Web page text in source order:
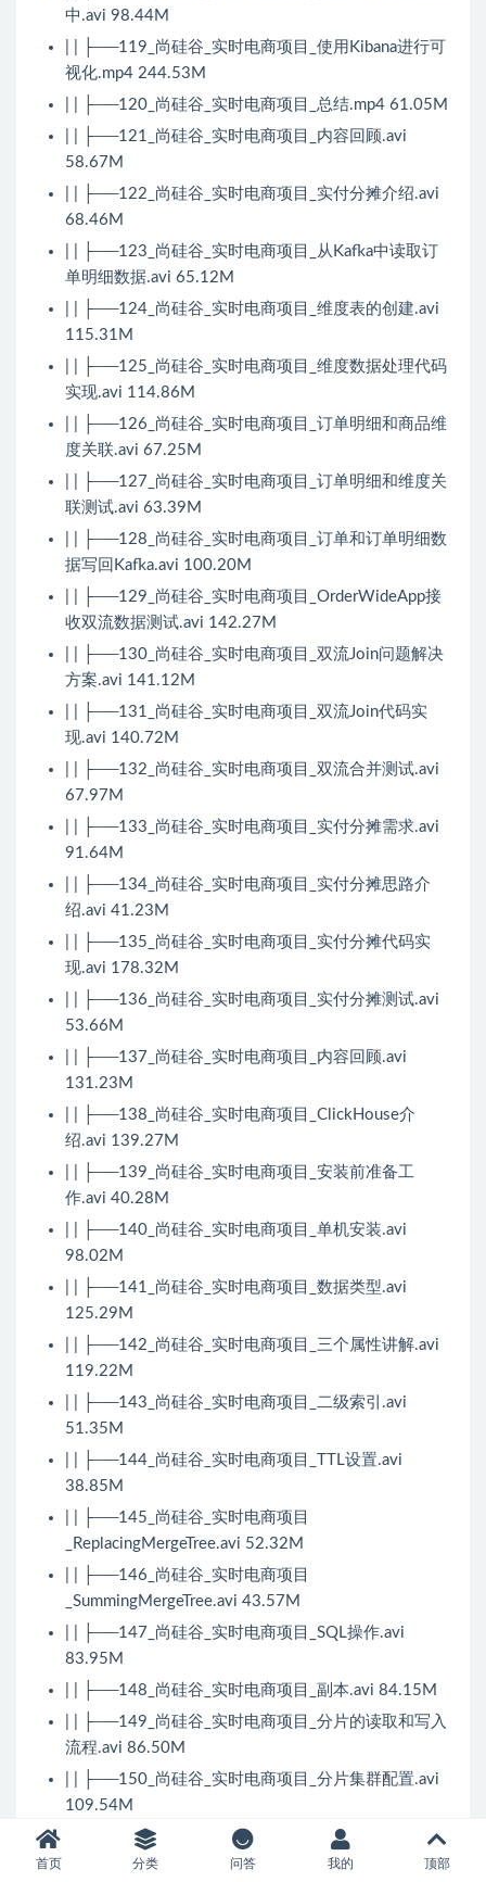
中.avi 98.44M
| | ├──119_尚硅谷_实时电商项目_使用Kibana进行可
视化.mp4 244.53M
| | ├──120_尚硅谷_实时电商项目_总结.mp4 61.05M
| | ├──121_尚硅谷_实时电商项目_内容回顾.avi
58.67M
| | ├──122_尚硅谷_实时电商项目_实付分摊介绍.avi
68.46M
| | ├──123_尚硅谷_实时电商项目_从Kafka中读取订
单明细数据.avi 65.12M
| | ├──124_尚硅谷_实时电商项目_维度表的创建.avi
115.31M
| | ├──125_尚硅谷_实时电商项目_维度数据处理代码
实现.avi 114.86M
| | ├──126_尚硅谷_实时电商项目_订单明细和商品维
度关联.avi 67.25M
| | ├──127_尚硅谷_实时电商项目_订单明细和维度关
联测试.avi 63.39M
| | ├──128_尚硅谷_实时电商项目_订单和订单明细数
据写回Kafka.avi 100.20M
| | ├──129_尚硅谷_实时电商项目_OrderWideApp接
收双流数据测试.avi 142.27M
| | ├──130_尚硅谷_实时电商项目_双流Join问题解决
方案.avi 141.12M
| | ├──131_尚硅谷_实时电商项目_双流Join代码实
现.avi 140.72M
| | ├──132_尚硅谷_实时电商项目_双流合并测试.avi
67.97M
| | ├──133_尚硅谷_实时电商项目_实付分摊需求.avi
91.64M
| | ├──134_尚硅谷_实时电商项目_实付分摊思路介
绍.avi 41.23M
| | ├──135_尚硅谷_实时电商项目_实付分摊代码实
现.avi 178.32M
| | ├──136_尚硅谷_实时电商项目_实付分摊测试.avi
53.66M
| | ├──137_尚硅谷_实时电商项目_内容回顾.avi
131.23M
| | ├──138_尚硅谷_实时电商项目_ClickHouse介
绍.avi 139.27M
| | ├──139_尚硅谷_实时电商项目_安装前准备工
作.avi 40.28M
| | ├──140_尚硅谷_实时电商项目_单机安装.avi
98.02M
| | ├──141_尚硅谷_实时电商项目_数据类型.avi
125.29M
| | ├──142_尚硅谷_实时电商项目_三个属性讲解.avi
119.22M
| | ├──143_尚硅谷_实时电商项目_二级索引.avi
51.35M
| | ├──144_尚硅谷_实时电商项目_TTL设置.avi
38.85M
| | ├──145_尚硅谷_实时电商项目
_ReplacingMergeTree.avi 52.32M
| | ├──146_尚硅谷_实时电商项目
_SummingMergeTree.avi 43.57M
| | ├──147_尚硅谷_实时电商项目_SQL操作.avi
83.95M
| | ├──148_尚硅谷_实时电商项目_副本.avi 84.15M
| | ├──149_尚硅谷_实时电商项目_分片的读取和写入
流程.avi 86.50M
| | ├──150_尚硅谷_实时电商项目_分片集群配置.avi
109.54M
| | ├──151_尚硅谷_实时电商项目_保存双流Join后的
数据到ClickHouse中1.avi 94.77M
首页 分类 问答 我的 顶部